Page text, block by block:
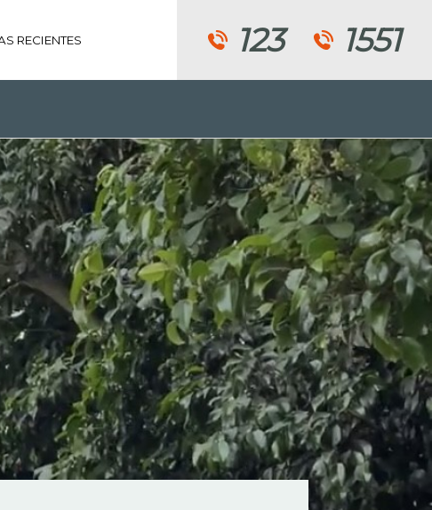
RECIENTES 123 1551